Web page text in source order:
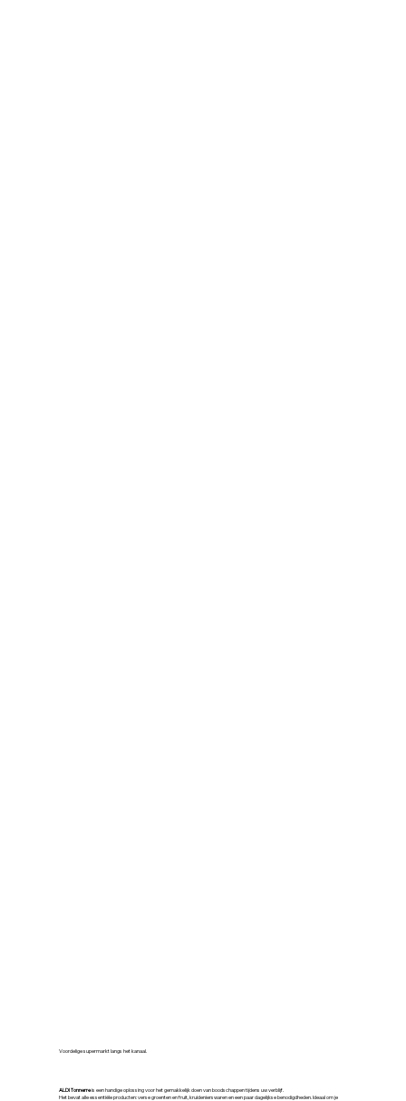
Voordelige supermarkt langs het kanaal.
ALDI Tonnerreis een handige oplossing voor het gemakkelijk doen van boodschappen tijdens uw verblijf.
Het bevat alle essentiële producten: verse groenten en fruit, kruidenierswaren en een paar dagelijkse benodigdheden. Ideaal om je